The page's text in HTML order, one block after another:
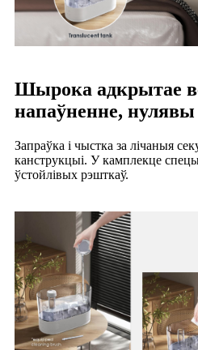
Шырока адкрытае
напаўненне, нулявы
Запраўка і чыстка за лічаныя
канструкцыі. У камплекце
ўстойлівых рэшткаў.